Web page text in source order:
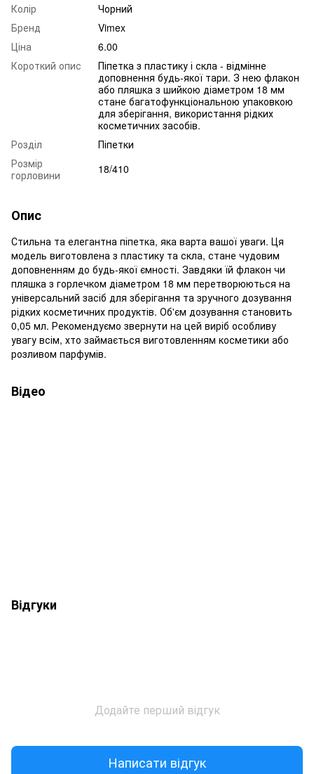
Колір
Чорний
Бренд
Vimex
Ціна
6.00
Короткий опис
Піпетка з пластику і скла - відмінне
доповнення будь-якої тари. З нею флакон
або пляшка з шийкою діаметром 18 мм
стане багатофункціональною упаковкою
для зберігання, використання рідких
косметичних засобів.
Розділ
Піпетки
Розмір
горловини
18/410
Опис
Стильна та елегантна піпетка, яка варта вашої уваги. Ця
модель виготовлена з пластику та скла, стане чудовим
доповненням до будь-якої ємності. Завдяки їй флакон чи
пляшка з горлечком діаметром 18 мм перетворюються на
універсальний засіб для зберігання та зручного дозування
рідких косметичних продуктів. Об'єм дозування становить
0,05 мл. Рекомендуємо звернути на цей виріб особливу
увагу всім, хто займається виготовленням косметики або
розливом парфумів.
Відео
Відгуки
Додайте перший відгук
Написати відгук